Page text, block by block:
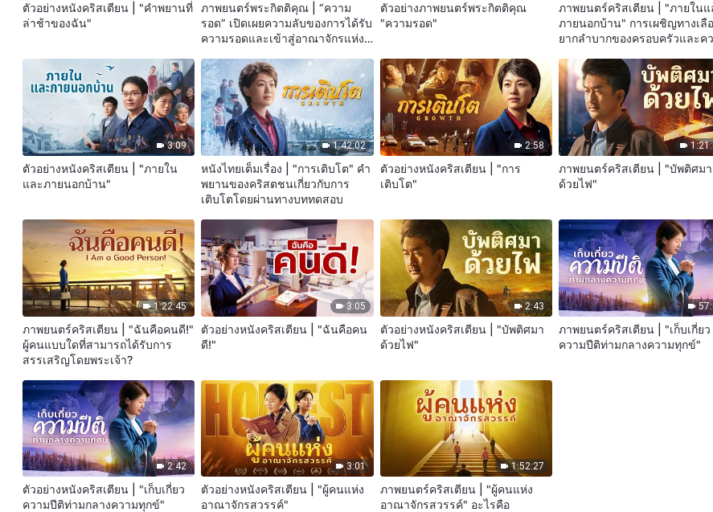
ตัวอย่างหนังคริสเตียน | "คำพยานที่
ล่าช้าของฉัน"
ภาพยนตร์พระกิตติคุณ | “ความ
รอด” เปิดเผยความลับของการได้รับ
ความรอดและเข้าสู่อาณาจักรแห่ง
ตัวอย่างภาพยนตร์พระกิตติคุณ
"ความรอด"
ภาพยนตร์คริสเตียน | "ภายในแ
ภายนอกบ้าน" การเผชิญทางเลื
ยากลำบากของครอบครัวและค
3:09
ตัวอย่างหนังคริสเตียน | "ภายใน
และภายนอกบ้าน"
1:42:02
หนังไทยเต็มเรื่อง | "การเติบโต" คำ
พยานของคริสตชนเกี่ยวกับการ
เติบโตโดยผ่านทางบททดสอบ
2:58
ตัวอย่างหนังคริสเตียน | "การ
เติบโต"
ภาพยนตร์คริสเตียน | "บัพติศมา
ด้วยไฟ"
1:22:45
ภาพยนตร์คริสเตียน | "ฉันคือคนดี!"
ผู้คนแบบใดที่สามารถได้รับการ
สรรเสริญโดยพระเจ้า?
3:05
ตัวอย่างหนังคริสเตียน | "ฉันคือคน
ดี!"
2:43
ตัวอย่างหนังคริสเตียน | "บัพติศมา
ด้วยไฟ"
ภาพยนตร์คริสเตียน | "เก็บเกี่ยว
ความปีติท่ามกลางความทุกข์"
2:42
ตัวอย่างหนังคริสเตียน | "เก็บเกี่ยว
ความปีติท่ามกลางความทุกข์"
3:01
ตัวอย่างหนังคริสเตียน | "ผู้คนแห่ง
อาณาจักรสวรรค์"
1:52:27
ภาพยนตร์คริสเตียน | "ผู้คนแห่ง
อาณาจักรสวรรค์" อะไรคือ